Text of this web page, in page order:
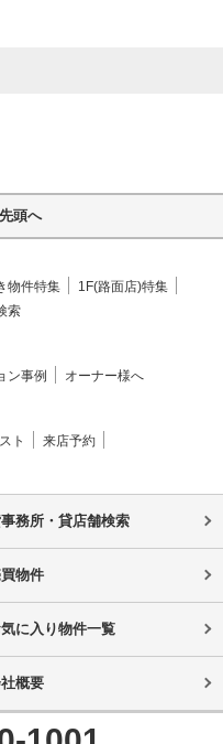
頭へ
物件特集
1F(路面店)特集
索
ン事例 オーナー様へ
ト
来店予約
務所・貸店舗検索
物件
に入り物件一覧
概要